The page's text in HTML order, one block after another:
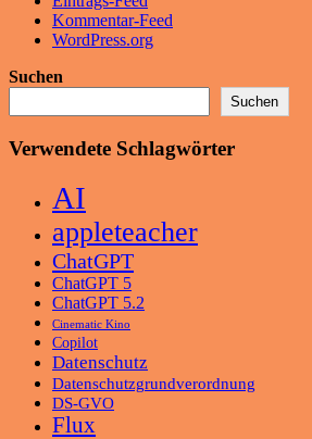
Kommentar-Feed
WordPress.org
Suchen
Suchen
Verwendete Schlagwörter
AI
appleteacher
ChatGPT
ChatGPT 5
ChatGPT 5.2
Cinematic Kino
Copilot
Datenschutz
Datenschutzgrundverordnung
DS-GVO
Flux